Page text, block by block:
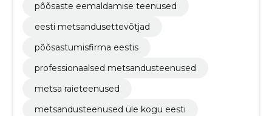
põõsaste eemaldamise teenused
eesti metsandusettevõtjad
põõsastumisfirma eestis
professionaalsed metsandusteenused
metsa raieteenused
metsandusteenused üle kogu eesti